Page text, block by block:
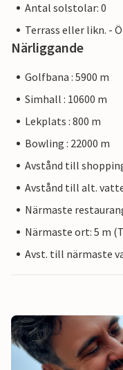
Antal solstolar: 0
Terrass eller likn. -
Närliggande
Golfbana : 5900 m
Simhall : 10600 m
Lekplats : 800 m
Bowling : 22000 m
Avstånd till
Avstånd till alt.
Närmaste
Närmaste ort: 5 m
Avst. till närmaste